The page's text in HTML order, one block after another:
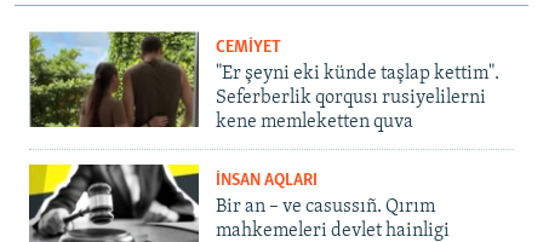
CEMİYET
"Er şeyni eki künde taşlap kettim".
Seferberlik qorqusı rusiyelilerni
kene memleketten quva
İNSAN AQLARI
Bir an – ve casussıñ. Qırım
mahkemeleri devlet hainligi